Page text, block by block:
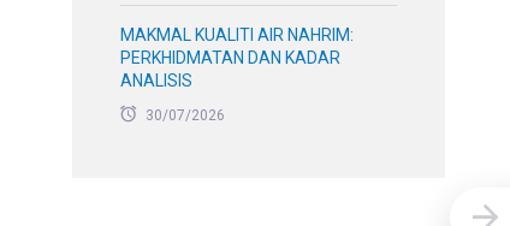
MAKMAL KUALITI AIR NAHRIM:
PERKHIDMATAN DAN KADAR
ANALISIS
30/07/2026